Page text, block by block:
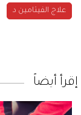
علاج الفيتامين د
إقرأ أيضاً